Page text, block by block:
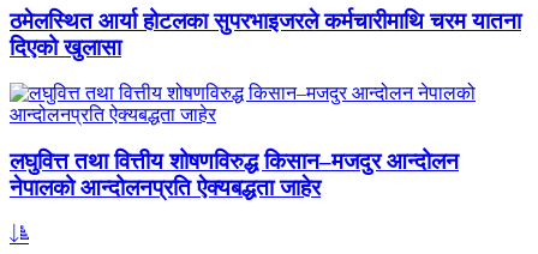
ठमेलस्थित आर्या होटलका सुपरभाइजरले कर्मचारीमाथि चरम यातना
दिएको खुलासा
लघुवित्त तथा वित्तीय शोषणविरुद्ध किसान–मजदुर आन्दोलन
नेपालको आन्दोलनप्रति ऐक्यबद्धता जाहेर